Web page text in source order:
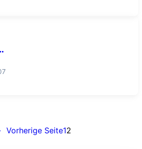
Vorherige Seite12